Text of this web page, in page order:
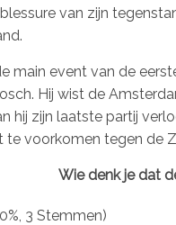
van zijn
main event van de
Hij wist de
hij zijn laatste partij
te voorkomen tegen de
Wie denk je dat
3 Stemmen)